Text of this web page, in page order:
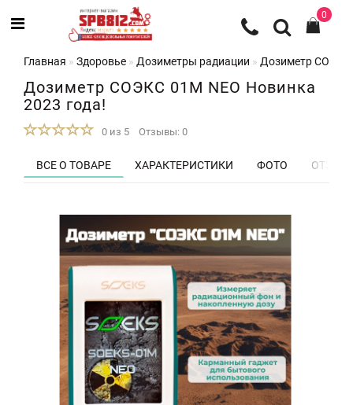
0
Главная Здоровье Дозиметры радиации Дозиметр СОЭКС
Дозиметр СОЭКС 01М NEO Новинка
2023 года!
0 из 5 Отзывы: 0
ВСЕ О ТОВАРЕ ХАРАКТЕРИСТИКИ ФОТО